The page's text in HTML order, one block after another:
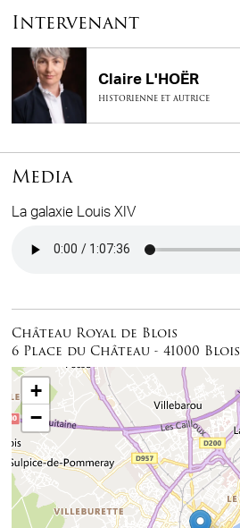
Intervenant
Claire L'HOËR
historienne et autrice
Media
La galaxie Louis XIV
Château Royal de Blois
6 Place du Château - 41000 Blois
+
−